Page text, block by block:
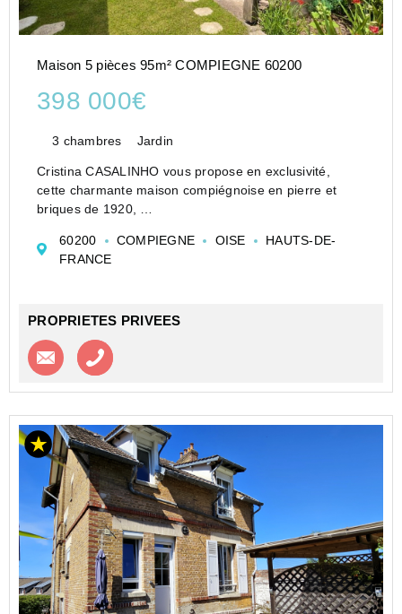
Maison 5 pièces 95m² COMPIEGNE 60200
398 000€
3 chambres Jardin
Cristina CASALINHO vous propose en exclusivité,
cette charmante maison compiégnoise en pierre et
briques de 1920,
Compiègne, dans le très recherché Quartier des
Sablons.
60200 COMPIEGNE OISE
HAUTS-DE-
FRANCE
PROPRIETES PRIVEES
Contacter l'agence